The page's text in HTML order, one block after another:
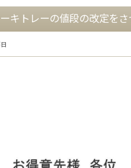
ーキトレーの値段の改定を
日